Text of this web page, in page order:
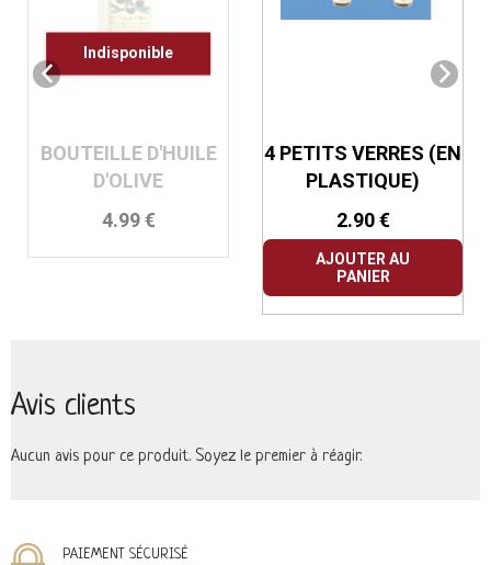
BOUTEILLE D'HUILE
D'OLIVE
4.99 €
Indisponible
4 PETITS VERRES (EN
PLASTIQUE)
2.90 €
AJOUTER AU
PANIER
Avis clients
Aucun avis pour ce produit. Soyez le premier à réagir.
PAIEMENT SÉCURISÉ